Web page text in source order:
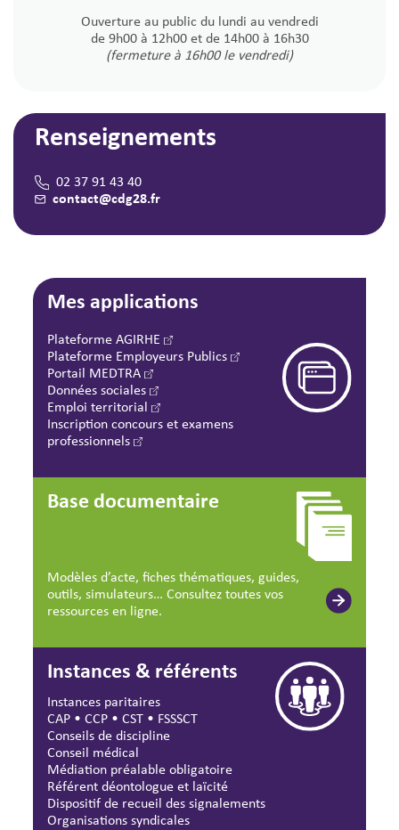
Ouverture au public du lundi au vendredi
de 9h00 à 12h00 et de 14h00 à 16h30
(fermeture à 16h00 le vendredi)
Renseignements
02 37 91 43 40
contact@cdg28.fr
Mes applications
Plateforme AGIRHE
Plateforme Employeurs Publics
Portail MEDTRA
Données sociales
Emploi territorial
Inscription concours et examens
professionnels
Base documentaire
Modèles d’acte, fiches thématiques, guides,
outils, simulateurs… Consultez toutes vos
ressources en ligne.
Instances & référents
Instances paritaires
CAP •CCP •CST • FSSSCT
Conseils de discipline
Conseil médical
Médiation préalable obligatoire
Référent déontologue et laïcité
Dispositif de recueil des signalements
Organisations syndicales